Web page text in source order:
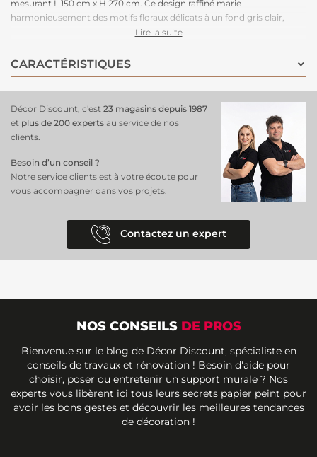
mesurant L 150 cm x H 270 cm. Ce design raffiné marie
harmonieusement des motifs floraux délicats à un fond gris clair,
créant une ambiance chic et apaisante dans votre espace. Idéal pour
accueillant, ce papier peint en intissé offre une installation facile et
une qualité durable. Laissez-vous charmer par l'élégance intemporelle
, un bureau...
Lire la suite
CARACTÉRISTIQUES
Décor Discount, c'est 23 magasins depuis 1987
et plus de 200 experts au service de nos
clients.
Besoin d’un conseil ?
Notre service clients est à votre écoute pour
vous accompagner dans vos projets.
Contactez un expert
NOS CONSEILS DE PROS
Bienvenue sur le blog de Décor Discount, spécialiste en
conseils de travaux et rénovation ! Besoin d'aide pour
choisir, poser ou entretenir un support murale ? Nos
experts vous libèrent ici tous leurs secrets papier peint pour
avoir les bons gestes et découvrir les meilleures tendances
de décoration !